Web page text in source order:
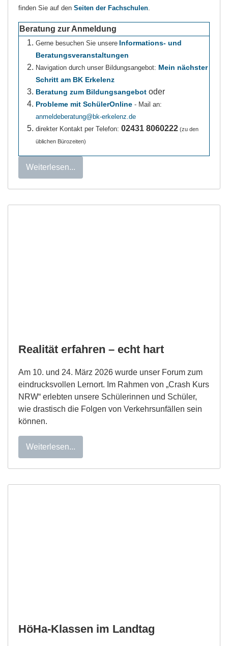
finden Sie auf den Seiten der Fachschulen
Beratung zur Anmeldung
Gerne besuchen Sie unsere Informations- und
Beratungsveranstaltungen
Navigation durch unser Bildungsangebot: Mein nächster
Schritt am BK Erkelenz
Beratung zum Bildungsangebot oder
Probleme mit SchülerOnline - Mail an:
anmeldeberatung@bk-erkelenz.de
direkter Kontakt per Telefon: 02431 8060222 (zu den
üblichen Bürozeiten)
Weiterlesen...
Realität erfahren – echt hart
Am 10. und 24. März 2026 wurde unser Forum zum
eindrucksvollen Lernort. Im Rahmen von „Crash Kurs
NRW“ erlebten unsere Schülerinnen und Schüler,
wie drastisch die Folgen von Verkehrsunfällen sein
können.
Weiterlesen...
HöHa-Klassen im Landtag